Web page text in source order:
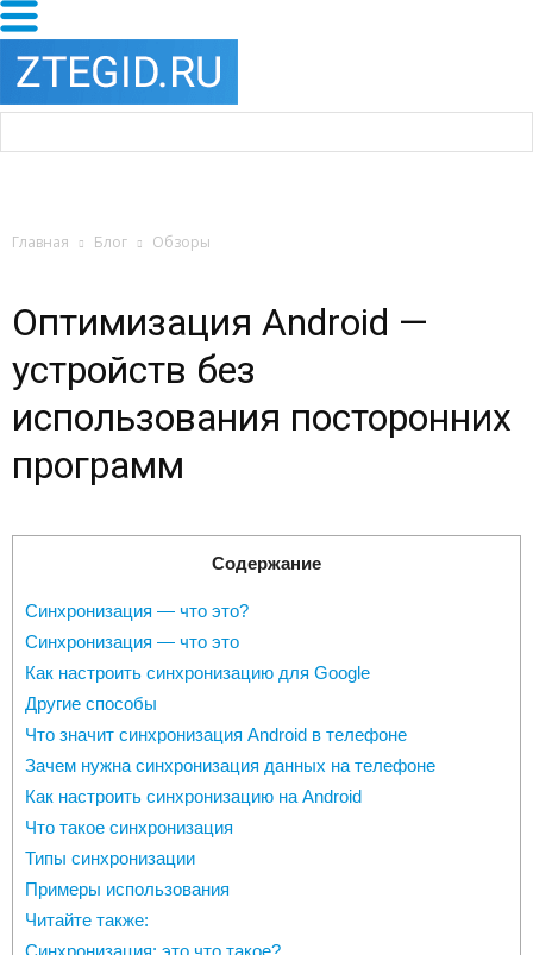
Главная Блог Обзоры
Оптимизация Android —
устройств без
использования посторонних
программ
Содержание
Синхронизация — что это?
Синхронизация — что это
Как настроить синхронизацию для Google
Другие способы
Что значит синхронизация Android в телефоне
Зачем нужна синхронизация данных на телефоне
Как настроить синхронизацию на Android
Что такое синхронизация
Типы синхронизации
Примеры использования
Читайте также: